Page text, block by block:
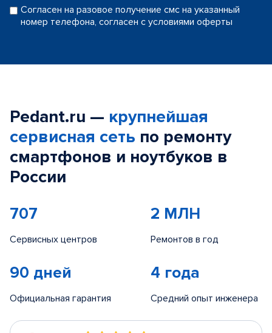
Согласен на разовое получение смс на указанный
номер телефона, согласен с условиями оферты
Pedant.ru — крупнейшая
сервисная сеть по ремонту
смартфонов и ноутбуков в
России
707
Сервисных центров
2 МЛН
Ремонтов в год
90 дней
Официальная гарантия
4 года
Средний опыт инженера